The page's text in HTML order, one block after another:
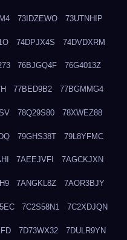
73IDZEWO 73UTNHIP
74DPJX4S 74DVDXRM
76BJGQ4F 76G4013Z
77BED9B2 77BGMMG4
78Q29S80 78XWEZ88
79GHS38T 79L8YFMC
7AEEJVFI 7AGCKJXN
7ANGKL8Z 7AOR3BJY
7C2S58N1 7C2XDJQN
7D73WX32 7DULR9YN